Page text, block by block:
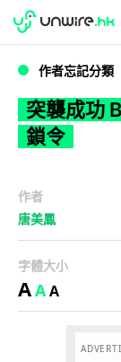
突
WWDC 2026
作者忘記分類
突襲成功
鎖令
作者
唐美鳳
字體大小
AAA